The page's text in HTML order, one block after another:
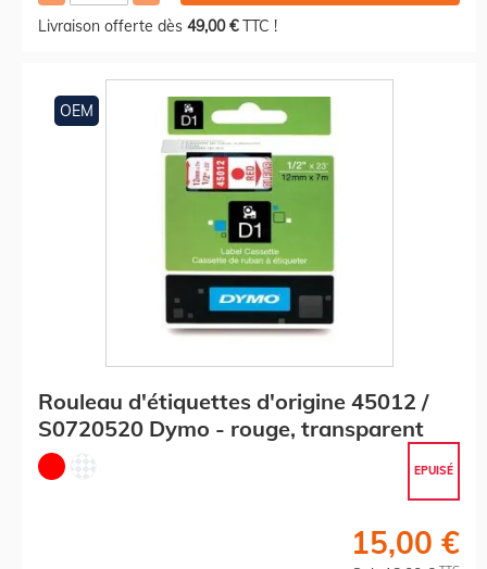
Livraison offerte dès 49,00 €TTC !
OEM
Rouleau d'étiquettes d'origine 45012 /
S0720520 Dymo - rouge, transparent
EPUISÉ
15,00 €